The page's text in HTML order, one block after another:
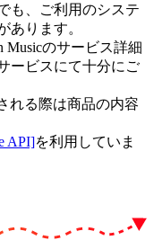
も、ご利用のシステ
あります。
Musicのサービス詳細
ービスにて十分にご
れる際は商品の内容
API]を利用していま